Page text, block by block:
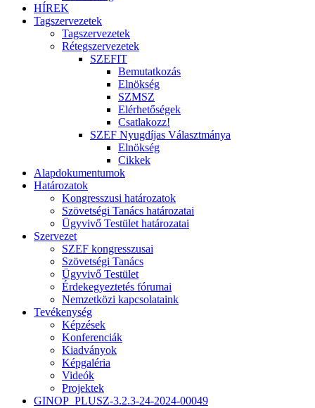
HÍREK
Tagszervezetek
Tagszervezetek
Rétegszervezetek
SZEFIT
Bemutatkozás
Elnökség
SZMSZ
Elérhetőségek
Csatlakozz!
SZEF Nyugdíjas Választmánya
Elnökség
Cikkek
Alapdokumentumok
Határozatok
Kongresszusi határozatok
Szövetségi Tanács határozatai
Ügyvivő Testület határozatai
Szervezet
SZEF kongresszusai
Szövetségi Tanács
Ügyvivő Testület
Érdekegyeztetés fórumai
Nemzetközi kapcsolataink
Tevékenység
Képzések
Konferenciák
Kiadványok
Képgaléria
Videók
Projektek
GINOP_PLUSZ-3.2.3-24-2024-00049